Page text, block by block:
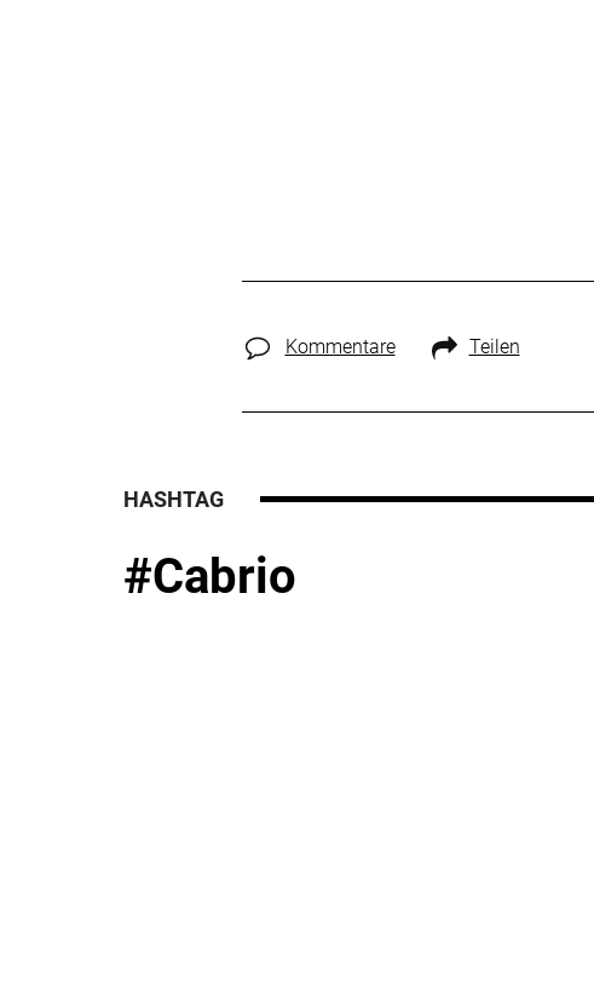
Kommentare Teilen
HASHTAG
#Cabrio